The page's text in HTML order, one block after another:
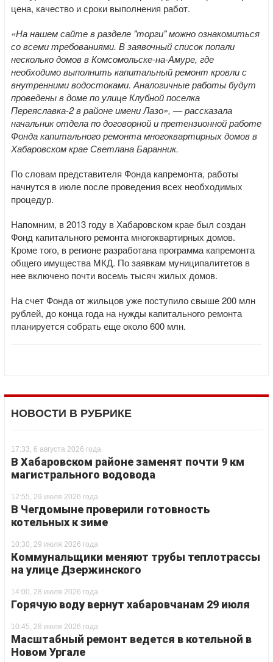
цена, качество и сроки выполнения работ.
«На нашем сайте в разделе "торги" можно ознакомиться
со всеми требованиями. В заявочный список попали
несколько домов в Комсомольске-на-Амуре, где
необходимо выполнить капитальный ремонт кровли с
внутренними водостоками. Аналогичные работы будут
проведены в доме по улице Клубной поселка
Переяславка-2 в районе имени Лазо», — рассказала
начальник отдела по договорной и претензионной работе
Фонда капитального ремонта многоквартирных домов в
Хабаровском крае Светлана Баранник.
По словам представителя Фонда капремонта, работы
начнутся в июле после проведения всех необходимых
процедур.
Напомним, в 2013 году в Хабаровском крае был создан
Фонд капитального ремонта многоквартирных домов.
Кроме того, в регионе разработана программа капремонта
общего имущества МКД. По заявкам муниципалитетов в
нее включено почти восемь тысяч жилых домов.
На счет Фонда от жильцов уже поступило свыше 200 млн
рублей, до конца года на нужды капитального ремонта
планируется собрать еще около 600 млн.
НОВОСТИ В РУБРИКЕ
17:33, 6 августа 2026 года
В Хабаровском районе заменят почти 9 км
магистрального водовода
12:55, 29 июля 2026 года
В Чегдомыне проверили готовность
котельных к зиме
10:30, 29 июля 2026 года
Коммунальщики меняют трубы теплотрассы
на улице Дзержинского
14:00, 28 июля 2026 года
Горячую воду вернут хабаровчанам 29 июля
10:45, 28 июля 2026 года
Масштабный ремонт ведется в котельной в
Новом Ургале